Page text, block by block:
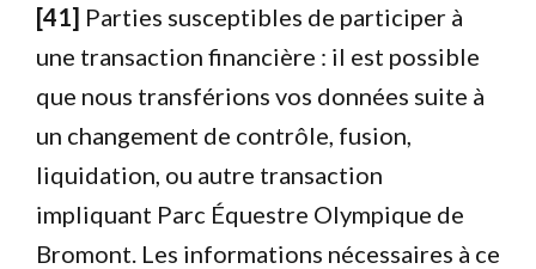
[41] Parties susceptibles de participer à
une transaction financière : il est possible
que nous transférions vos données suite à
un changement de contrôle, fusion,
liquidation, ou autre transaction
impliquant Parc Équestre Olympique de
Bromont. Les informations nécessaires à ce